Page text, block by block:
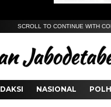
SCROLL TO CONTINUE WITH
NASIONAL